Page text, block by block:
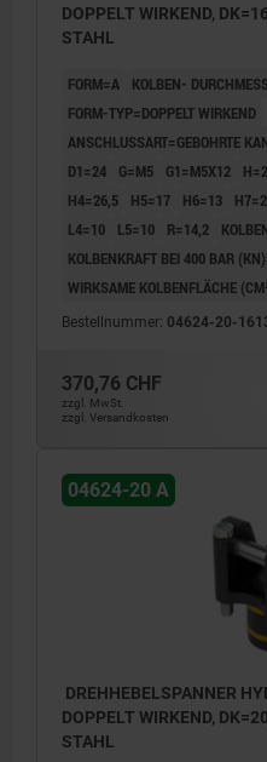
DOPPELT WIRKEND,
STAHL
FORM=A
KOLBEN-
FORM-TYP=DOPPELT WIRKEND
ANSCHLUSSART=GEBOHRTE
D1=24
G=M5 G1=M5X12
H4=26,5
H5=17 H6=13
L4=10
L5=10 R=14,2
KOLBENKRAFT BEI 400 BAR
WIRKSAME KOLBENFLÄCHE
Bestellnummer: 04624-20-
370,76 CHF
zzgl. MwSt.
zzgl. Versandkosten
04624-20 A
DREHHEBELSPANNER
DOPPELT WIRKEND,
STAHL